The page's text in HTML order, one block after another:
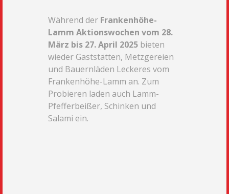
Während der Frankenhöhe-
Lamm Aktionswochen vom 28.
März bis 27. April 2025 bieten
wieder Gaststätten, Metzgereien
und Bauernläden Leckeres vom
Frankenhöhe-Lamm an. Zum
Probieren laden auch Lamm-
Pfefferbeißer, Schinken und
Salami ein.